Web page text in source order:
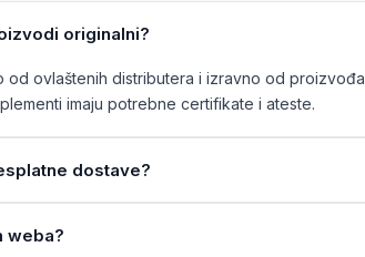
originalni?
od ovlaštenih distributera i izravno od
imaju potrebne certifikate i ateste.
dostave?
weba?